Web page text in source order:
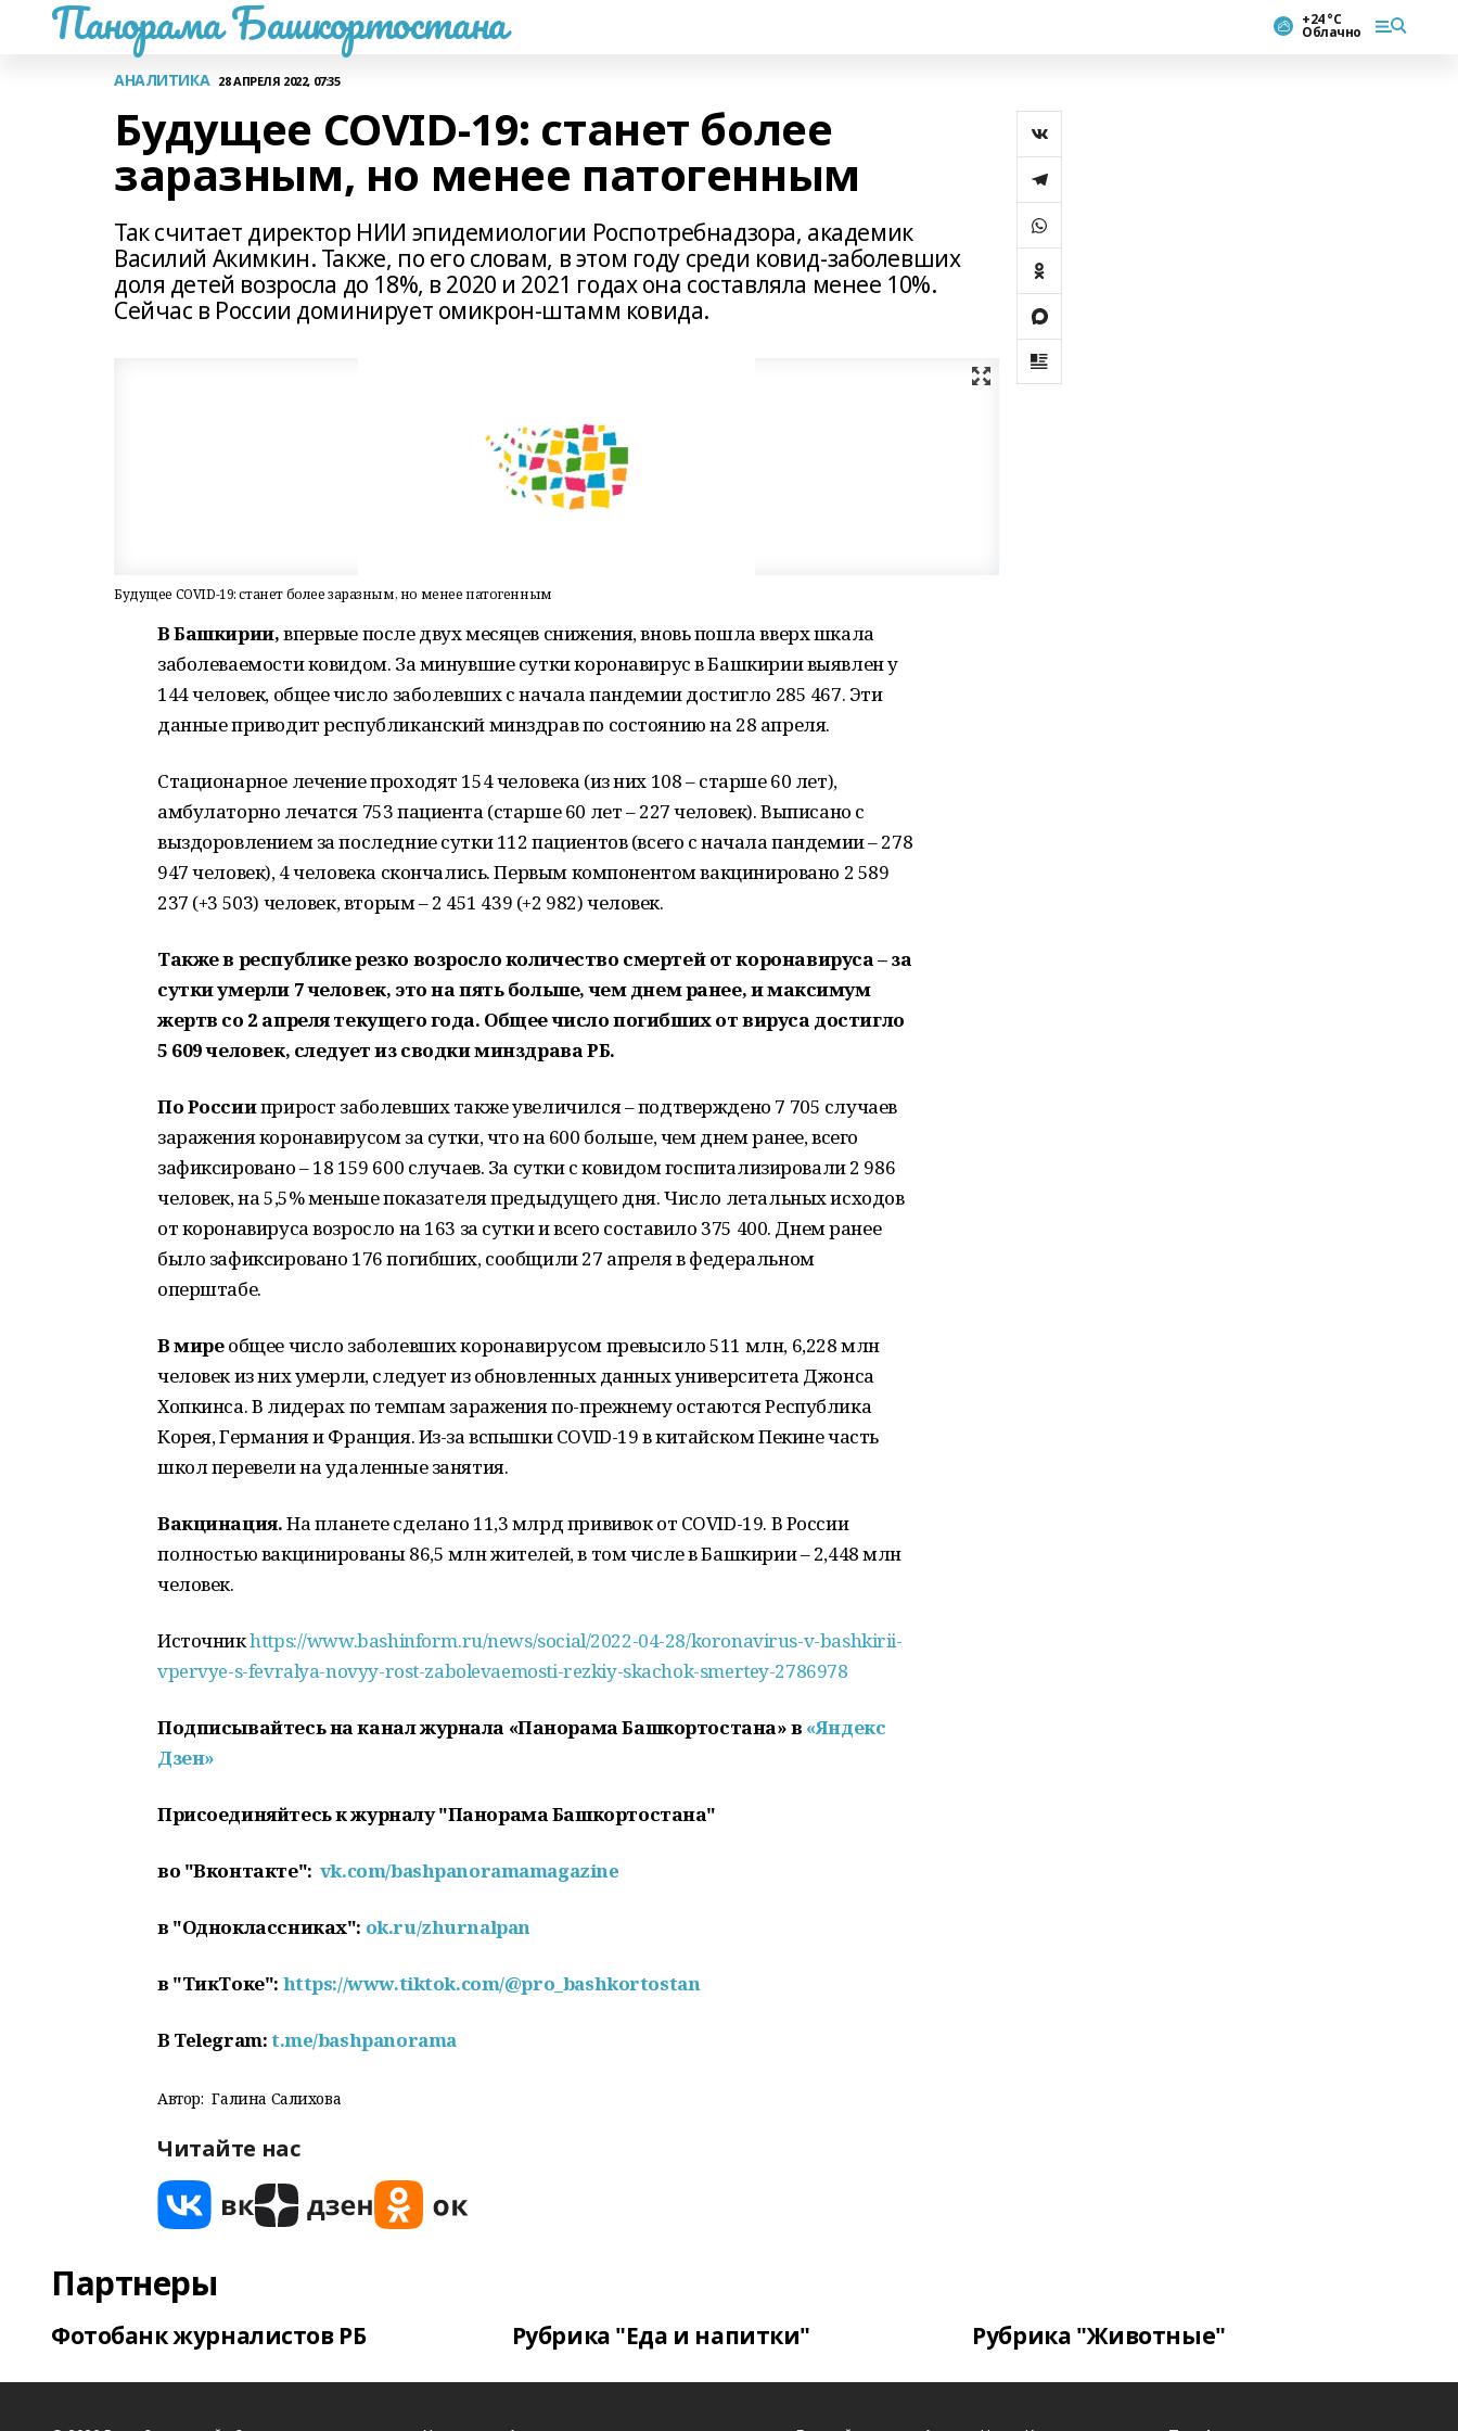
Панорама Башкортостана +24 °С
Облачно
АНАЛИТИКА 28 АПРЕЛЯ 2022, 07:35
Будущее COVID-19: станет более
заразным, но менее патогенным
Так считает директор НИИ эпидемиологии Роспотребнадзора, академик
Василий Акимкин. Также, по его словам, в этом году среди ковид-заболевших
доля детей возросла до 18%, в 2020 и 2021 годах она составляла менее 10%.
Сейчас в России доминирует омикрон-штамм ковида.
Будущее COVID-19: станет более заразным, но менее патогенным
В Башкирии,впервые после двух месяцев снижения, вновь пошла вверх шкала
заболеваемости ковидом. За минувшие сутки коронавирус в Башкирии выявлен у
144 человек, общее число заболевших с начала пандемии достигло 285 467. Эти
данные приводит республиканский минздрав по состоянию на 28 апреля.
Стационарное лечение проходят 154 человека (из них 108 – старше 60 лет),
амбулаторно лечатся 753 пациента (старше 60 лет – 227 человек). Выписано с
выздоровлением за последние сутки 112 пациентов (всего с начала пандемии – 278
947 человек), 4 человека скончались. Первым компонентом вакцинировано 2 589
237 (+3 503) человек, вторым – 2 451 439 (+2 982) человек.
Также в республике резко возросло количество смертей от коронавируса – за
сутки умерли 7 человек, это на пять больше, чем днем ранее, и максимум
жертв со 2 апреля текущего года. Общее число погибших от вируса достигло
5 609 человек, следует из сводки минздрава РБ.
По Россииприрост заболевших также увеличился – подтверждено 7 705 случаев
заражения коронавирусом за сутки, что на 600 больше, чем днем ранее, всего
зафиксировано – 18 159 600 случаев. За сутки с ковидом госпитализировали 2 986
человек, на 5,5% меньше показателя предыдущего дня. Число летальных исходов
от коронавируса возросло на 163 за сутки и всего составило 375 400. Днем ранее
было зафиксировано 176 погибших, сообщили 27 апреля в федеральном
оперштабе.
В миреобщее число заболевших коронавирусом превысило 511 млн, 6,228 млн
человек из них умерли, следует из обновленных данных университета Джонса
Хопкинса. В лидерах по темпам заражения по-прежнему остаются Республика
Корея, Германия и Франция. Из-за вспышки COVID-19 в китайском Пекине часть
школ перевели на удаленные занятия.
Вакцинация.На планете сделано 11,3 млрд прививок от COVID-19. В России
полностью вакцинированы 86,5 млн жителей, в том числе в Башкирии – 2,448 млн
человек.
Источникhttps://www.bashinform.ru/news/social/2022-04-28/koronavirus-v-bashkirii-
vpervye-s-fevralya-novyy-rost-zabolevaemosti-rezkiy-skachok-smertey-2786978
Подписывайтесь на канал журнала «Панорама Башкортостана» в «Яндекс
Дзен»
Присоединяйтесь к журналу "Панорама Башкортостана"
во "Вконтакте": vk.com/bashpanoramamagazine
в "Одноклассниках": ok.ru/zhurnalpan
в "ТикТоке": https://www.tiktok.com/@pro_bashkortostan
В Telegram:t.me/bashpanorama
Автор: Галина Салихова
Читайте нас
Партнеры
Фотобанк журналистов РБ Рубрика "Еда и напитки" Рубрика "Животные"